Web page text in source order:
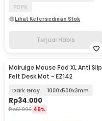
PDPK
Lihat Ketersediaan Stok
Terjual Habis
Mairuige Mouse Pad XL Anti Slip
Felt Desk Mat - EZ142
Dark Gray 1000x500x3mm
Rp34.000
Rp61.900 46%